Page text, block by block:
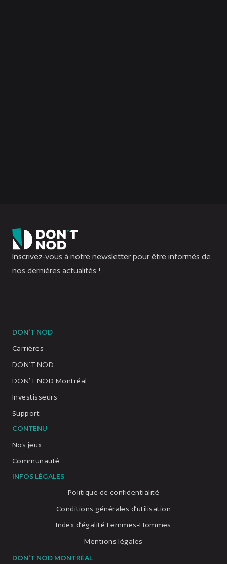
Inscrivez-vous à notre newsletter pour être informés de
nos dernières actualités !
DON'T NOD
Carrières
DON’T NOD
DON’T NOD Montréal
Investisseurs
Support
CONTENU
Nos jeux
Communauté
INFOS LÉGALES
Politique de confidentialité
Conditions générales d’utilisation
Index d’égalité Femmes-Hommes
Mentions légales
DON'T NOD MONTRÉAL